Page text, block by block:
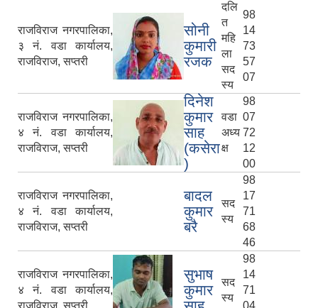
राजविराज नगरपालिका,
३ नं. वडा कार्यालय,
राजविराज, सप्तरी
सोनी
कुमारी
रजक
दलि
त
महि
ला
सद
स्य
98
14
73
57
07
राजविराज नगरपालिका,
४ नं. वडा कार्यालय,
राजविराज, सप्तरी
दिनेश
कुमार
साह
(कसेरा
)
वडा
अध्य
क्ष
98
07
72
12
00
राजविराज नगरपालिका,
४ नं. वडा कार्यालय,
राजविराज, सप्तरी
बादल
कुमार
बरै
सद
स्य
98
17
71
68
46
राजविराज नगरपालिका,
४ नं. वडा कार्यालय,
राजविराज, सप्तरी
सुभाष
कुमार
सद
स्य
98
14
71
04